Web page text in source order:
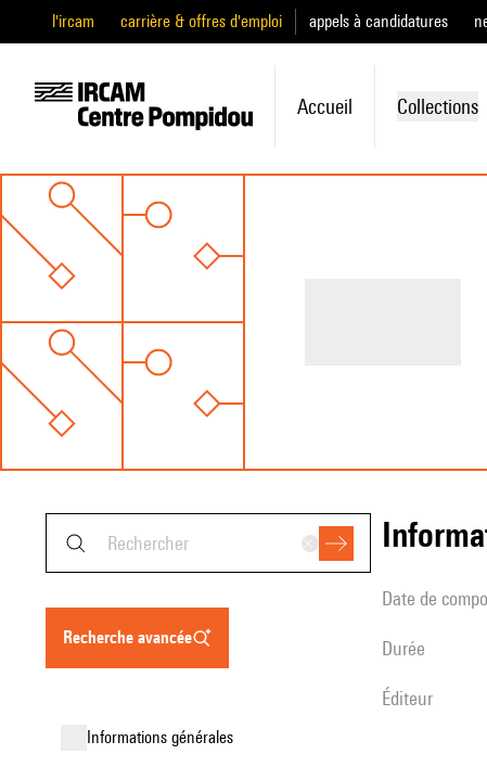
l'ircam carrière & offres d'emploi appels à candidatures
Accueil Collections
recherche avancée
informations générales
date de
durée
éditeur